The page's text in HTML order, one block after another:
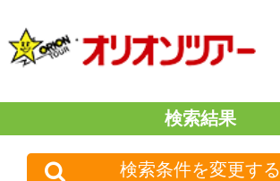
検索結果
検索条件を変更する